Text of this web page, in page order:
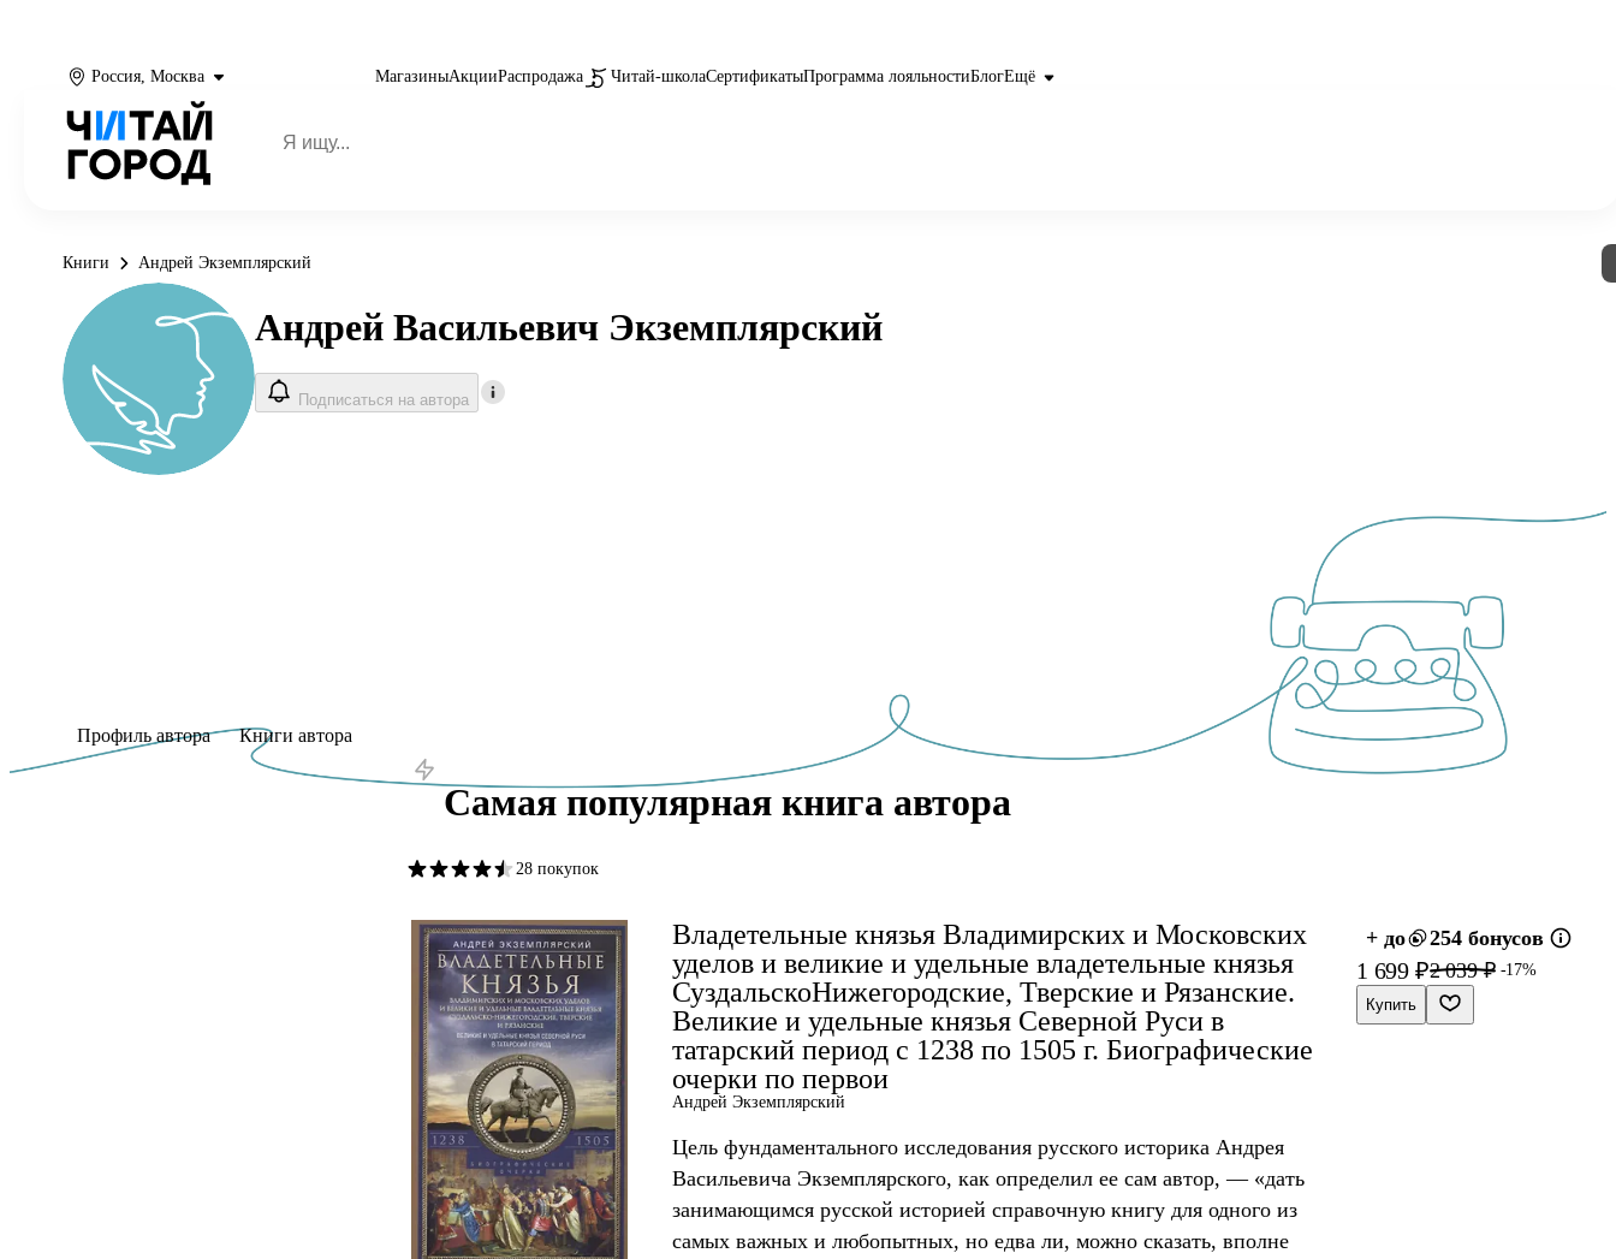
Россия, Москва МагазиныАкцииРаспродажа Читай-школаСертификатыПрограмма лояльностиБлогЕщё
Книги Андрей Экземплярский
Андрей Васильевич Экземплярский
Подписаться на автора
Профиль автора Книги автора
Самая популярная книга автора
28 покупок
Владетельные князья Владимирских и Московских
уделов и великие и удельные владетельные князья
Суздальско­Нижегородские, Тверские и Рязанские.
Великие и удельные князья Северной Руси в
татарский период с 1238 по 1505 г. Биографические
очерки по первои
Андрей Экземплярский
+ до 254 бонусов
1 699 ₽2 039 ₽ -17%
Купить
Цель фундаментального исследования русского историка Андрея
Васильевича Экземплярского, как определил ее сам автор, — «дать
занимающимся русской историей справочную книгу для одного из
самых важных и любопытных, но едва ли, можно сказать, вполне